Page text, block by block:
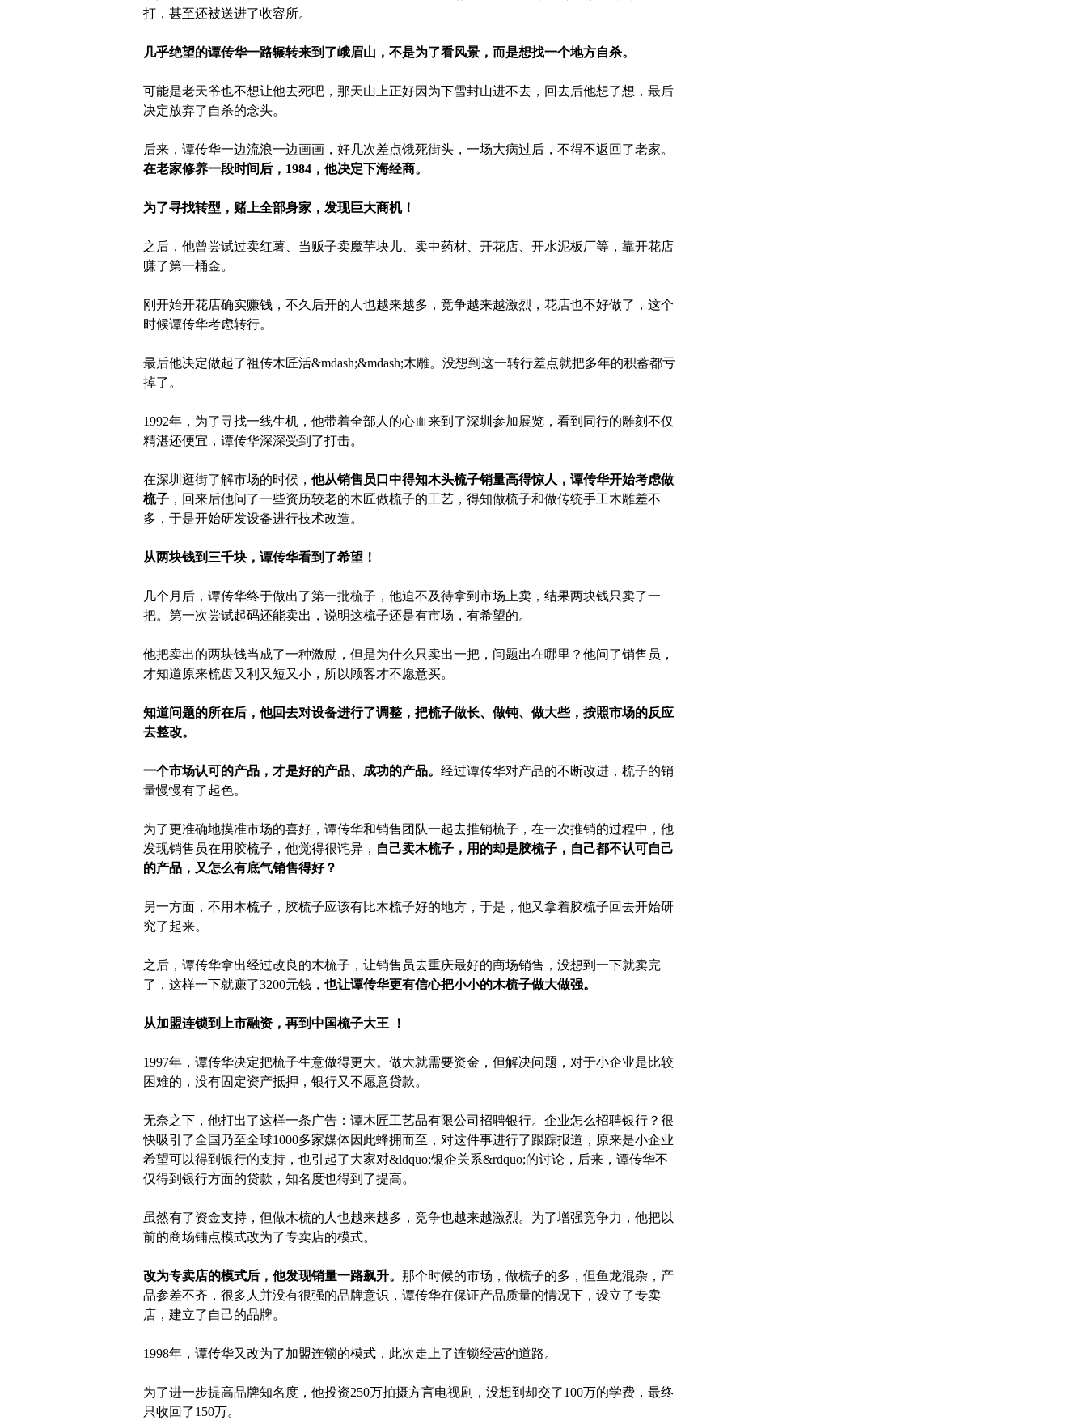
打，甚至还被送进了收容所。
几乎绝望的谭传华一路辗转来到了峨眉山，不是为了看风景，而是想找一个地方自杀。
可能是老天爷也不想让他去死吧，那天山上正好因为下雪封山进不去，回去后他想了想，最后
决定放弃了自杀的念头。
后来，谭传华一边流浪一边画画，好几次差点饿死街头，一场大病过后，不得不返回了老家。
在老家修养一段时间后，1984，他决定下海经商。
为了寻找转型，赌上全部身家，发现巨大商机！
之后，他曾尝试过卖红薯、当贩子卖魔芋块儿、卖中药材、开花店、开水泥板厂等，靠开花店
赚了第一桶金。
刚开始开花店确实赚钱，不久后开的人也越来越多，竞争越来越激烈，花店也不好做了，这个
时候谭传华考虑转行。
最后他决定做起了祖传木匠活&mdash;&mdash;木雕。没想到这一转行差点就把多年的积蓄都亏
掉了。
1992年，为了寻找一线生机，他带着全部人的心血来到了深圳参加展览，看到同行的雕刻不仅
精湛还便宜，谭传华深深受到了打击。
在深圳逛街了解市场的时候， 他从销售员口中得知木头梳子销量高得惊人，谭传华开始考虑做
梳子 ，回来后他问了一些资历较老的木匠做梳子的工艺，得知做梳子和做传统手工木雕差不
多，于是开始研发设备进行技术改造。
从两块钱到三千块，谭传华看到了希望！
几个月后，谭传华终于做出了第一批梳子，他迫不及待拿到市场上卖，结果两块钱只卖了一
把。第一次尝试起码还能卖出，说明这梳子还是有市场，有希望的。
他把卖出的两块钱当成了一种激励，但是为什么只卖出一把，问题出在哪里？他问了销售员，
才知道原来梳齿又利又短又小，所以顾客才不愿意买。
知道问题的所在后，他回去对设备进行了调整，把梳子做长、做钝、做大些，按照市场的反应
去整改。
一个市场认可的产品，才是好的产品、成功的产品。 经过谭传华对产品的不断改进，梳子的销
量慢慢有了起色。
为了更准确地摸准市场的喜好，谭传华和销售团队一起去推销梳子，在一次推销的过程中，他
发现销售员在用胶梳子，他觉得很诧异， 自己卖木梳子，用的却是胶梳子，自己都不认可自己
的产品，又怎么有底气销售得好？
另一方面，不用木梳子，胶梳子应该有比木梳子好的地方，于是，他又拿着胶梳子回去开始研
究了起来。
之后，谭传华拿出经过改良的木梳子，让销售员去重庆最好的商场销售，没想到一下就卖完
了，这样一下就赚了3200元钱， 也让谭传华更有信心把小小的木梳子做大做强。
从加盟连锁到上市融资，再到中国梳子大王 ！
1997年，谭传华决定把梳子生意做得更大。做大就需要资金，但解决问题，对于小企业是比较
困难的，没有固定资产抵押，银行又不愿意贷款。
无奈之下，他打出了这样一条广告：谭木匠工艺品有限公司招聘银行。企业怎么招聘银行？很
快吸引了全国乃至全球1000多家媒体因此蜂拥而至，对这件事进行了跟踪报道，原来是小企业
希望可以得到银行的支持，也引起了大家对&ldquo;银企关系&rdquo;的讨论，后来，谭传华不
仅得到银行方面的贷款，知名度也得到了提高。
虽然有了资金支持，但做木梳的人也越来越多，竞争也越来越激烈。为了增强竞争力，他把以
前的商场铺点模式改为了专卖店的模式。
改为专卖店的模式后，他发现销量一路飙升。 那个时候的市场，做梳子的多，但鱼龙混杂，产
品参差不齐，很多人并没有很强的品牌意识，谭传华在保证产品质量的情况下，设立了专卖
店，建立了自己的品牌。
1998年，谭传华又改为了加盟连锁的模式，此次走上了连锁经营的道路。
为了进一步提高品牌知名度，他投资250万拍摄方言电视剧，没想到却交了100万的学费，最终
只收回了150万。